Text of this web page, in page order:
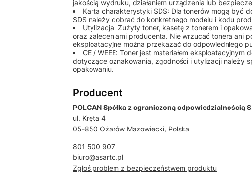
jakością wydruku, działaniem urządzenia lub
Karta charakterystyki SDS: Dla tonerów mogą być
SDS należy dobrać do konkretnego modelu i kodu
Utylizacja: Zużyty toner, kasetę z tonerem i
oraz zaleceniami producenta. Nie wrzucać tonera ani
eksploatacyjne można przekazać do odpowiedniego
CE / WEEE: Toner jest materiałem
dotyczące oznakowania, zgodności i utylizacji należy
opakowaniu.
Producent
POLCAN Spółka z ograniczoną odpowiedzialnością
ul. Kręta 4
05-850 Ożarów Mazowiecki, Polska
801 500 907
biuro@asarto.pl
Zgłoś problem z bezpieczeństwem produktu